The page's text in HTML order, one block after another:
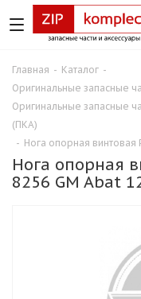
Главная - Каталог -
Оригинальные запасные
Оригинальные запасные
(ПКА)
- Нога опорная винтовая
Нога опорная
8256 GM Abat